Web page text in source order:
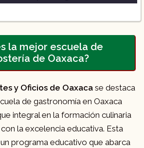
la mejor escuela de
de Oaxaca?
y Oficios de Oaxaca se destaca
de gastronomía en Oaxaca
integral en la formación culinaria
la excelencia educativa. Esta
programa educativo que abarca